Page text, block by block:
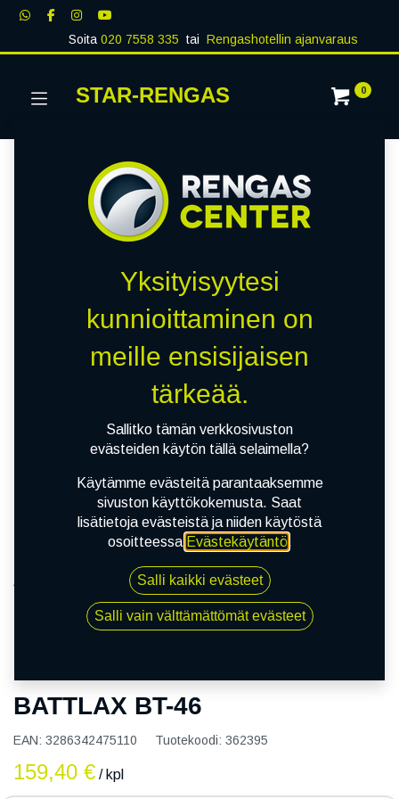
Soita020 7558 335 tai Rengashotellin ajanvaraus
STAR-RENGAS 0
110/90R18 61V BRIDGESTONE BATTLAX BT-46
BATTLAX BT-46
EAN: 3286342475110 Tuotekoodi: 362395
159,40 € / kpl
Yksityisyytesi
kunnioittaminen on
meille ensisijaisen
tärkeää.
Sallitko tämän verkkosivuston
evästeiden käytön tällä selaimella?
Käytämme evästeitä parantaaksemme
sivuston käyttökokemusta. Saat
lisätietoja evästeistä ja niiden käytöstä
osoitteessa Evästekäytäntö.
Salli kaikki evästeet
Salli vain välttämättömät evästeet